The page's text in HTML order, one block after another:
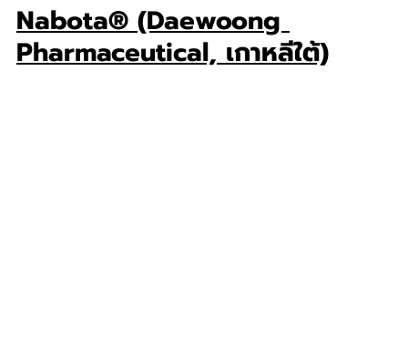
Nabota® (Daewoong
Pharmaceutical, เกาหลีใต้)